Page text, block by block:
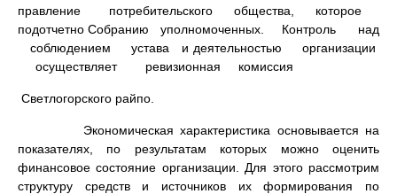
правление потребительского общества, которое
подотчетно Собранию уполномоченных. Контроль над
соблюдением устава и деятельностью организации
осуществляет ревизионная комиссия
Светлогорского райпо.
Экономическая характеристика основывается на
показателях, по результатам которых можно оценить
финансовое состояние организации. Для этого рассмотрим
структуру средств и источников их формирования по